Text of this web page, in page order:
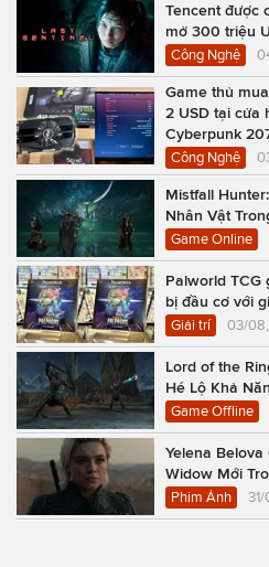
Tencent được
mở 300 triệu
Công Nghệ
Game thủ
2 USD tại cửa
Cyberpunk
Công Nghệ
Mistfall
Nhân Vật
Game Online
Palworld TCG
bị đầu cơ với
Giải trí 03/08,
Lord of the
Hé Lộ Khả
Game Offline
Yelena
Widow Mới
Phim Ảnh 31/